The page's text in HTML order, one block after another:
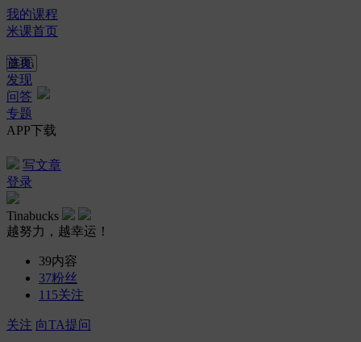
我的课程
米课首页
首页
发现
问答
专题
APP下载
写文章
登录
Tinabucks
越努力，越幸运！
39内容
37粉丝
115关注
关注 向TA提问